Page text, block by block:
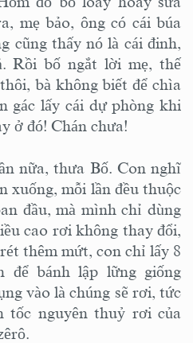
mẹ bảo, ông có cái búa
cũng thấy nó là cái đinh,
Rồi bố ngắt lời mẹ, thế
bà không biết để chìa
gác lấy cái dự phòng khi
ở đó! Chán chưa!
nữa, thưa Bố. Con nghĩ
xuống, mỗi lần đều thuộc
đầu, mà mình chỉ dùng
cao rơi không thay đổi,
thêm mứt, con chỉ lấy 8
để bánh lập lững giống
vào là chúng sẽ rơi, tức
tốc nguyên thuỷ rơi của